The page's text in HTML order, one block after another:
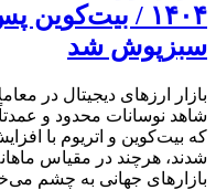
۱۴۰۴ /
سبزپوش شد
شاهد نوسانات محدود و
که بیت‌کوین و اتریوم با
شدند، هرچند در مقیاس
بازارهای جهانی به چشم